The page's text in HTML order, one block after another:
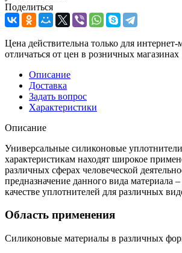
Поделиться
Цена действительна только для
отличаться от цен в розничных магазинах
Описание
Доставка
Задать вопрос
Характеристики
Описание
Универсальные силиконовые
характеристикам находят широкое
различных сферах человеческой
предназначение данного вида материала
качестве уплотнителей для различных
Область применения
Силиконовые материалы в различных